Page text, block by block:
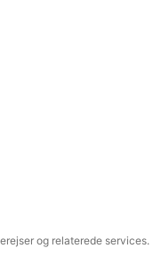
og relaterede services.